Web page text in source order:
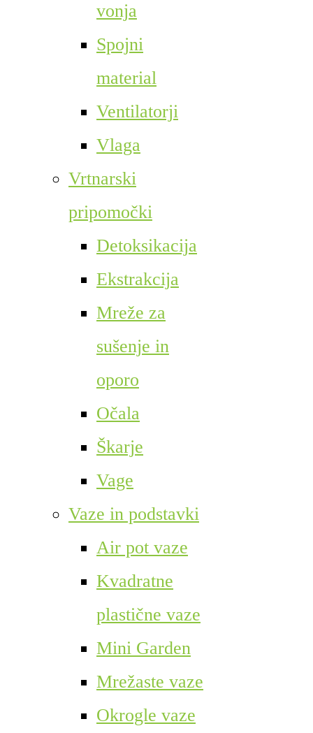
vonja
Spojni
material
Ventilatorji
Vlaga
Vrtnarski
pripomočki
Detoksikacija
Ekstrakcija
Mreže za
sušenje in
oporo
Očala
Škarje
Vage
Vaze in podstavki
Air pot vaze
Kvadratne
plastične vaze
Mini Garden
Mrežaste vaze
Okrogle vaze